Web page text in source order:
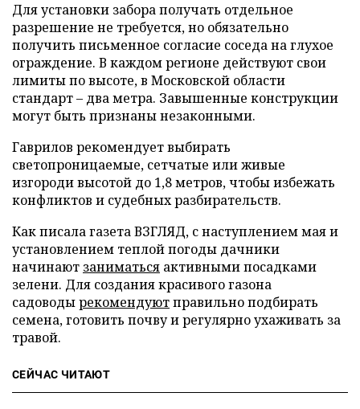
Для установки забора получать отдельное
разрешение не требуется, но обязательно
получить письменное согласие соседа на глухое
ограждение. В каждом регионе действуют свои
лимиты по высоте, в Московской области
стандарт – два метра. Завышенные конструкции
могут быть признаны незаконными.
Гаврилов рекомендует выбирать
светопроницаемые, сетчатые или живые
изгороди высотой до 1,8 метров, чтобы избежать
конфликтов и судебных разбирательств.
Как писала газета ВЗГЛЯД, с наступлением мая и
установлением теплой погоды дачники
начинают заниматься активными посадками
зелени. Для создания красивого газона
садоводырекомендуютправильно подбирать
семена, готовить почву и регулярно ухаживать за
травой.
СЕЙЧАС ЧИТАЮТ